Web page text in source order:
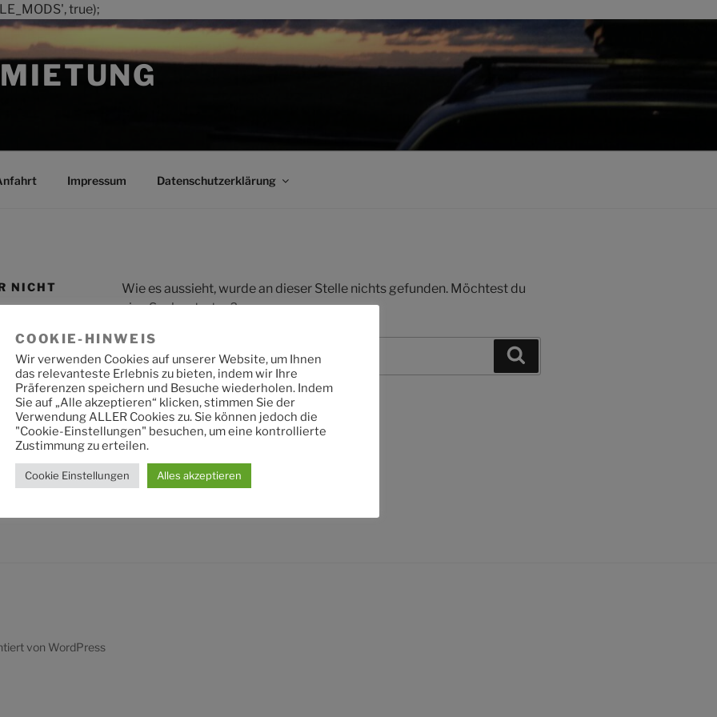
true);
Impressum Datenschutzerklärung
NICHT
Wie es aussieht, wurde an dieser Stelle nichts gefunden. Möchtest du
eine Suche starten?
Suche
nach:
von WordPress
COOKIE-HINWEIS
Wir verwenden Cookies auf unserer Website, um Ihnen
das relevanteste Erlebnis zu bieten, indem wir Ihre
Präferenzen speichern und Besuche wiederholen. Indem
Sie auf „Alle akzeptieren“ klicken, stimmen Sie der
Verwendung ALLER Cookies zu. Sie können jedoch die
"Cookie-Einstellungen" besuchen, um eine kontrollierte
Zustimmung zu erteilen.
Cookie Einstellungen Alles akzeptieren